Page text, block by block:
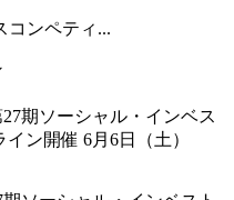
コンペティ...